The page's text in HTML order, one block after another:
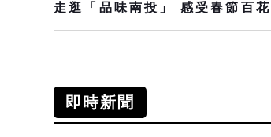
走逛「品味南投」 感受春節百花
即時新聞